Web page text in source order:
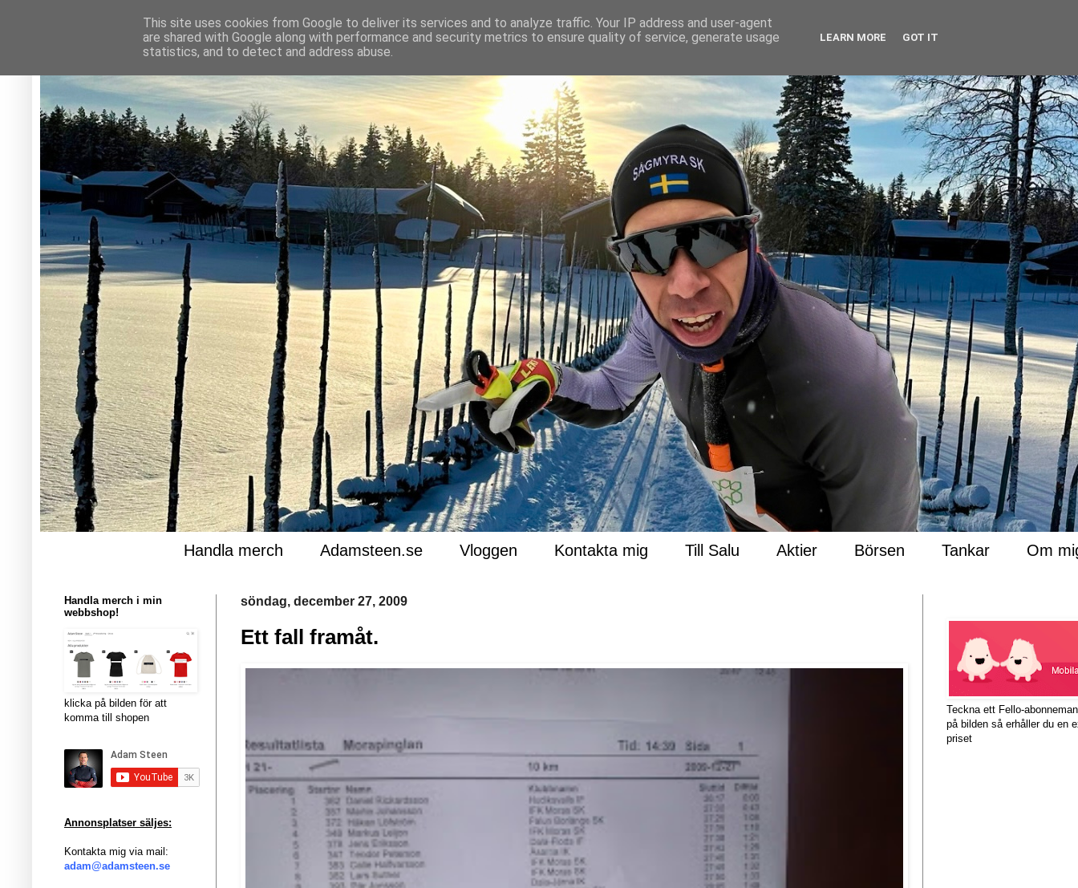
Handla merch Adamsteen.se Vloggen Kontakta mig Till Salu Aktier Börsen Tankar Om
söndag, december 27, 2009
Ett fall framåt.
Handla merch i min
webbshop!
klicka på bilden för att
komma till shopen
Annonsplatser säljes:
Kontakta mig via mail:
adam@adamsteen.se
Teckna ett Fello-
på bilden så erhåller du en
priset
This site uses cookies from Google to deliver its services and to analyze traffic. Your IP address and user-agent
are shared with Google along with performance and security metrics to ensure quality of service, generate usage
statistics, and to detect and address abuse.
LEARN MORE GOT IT